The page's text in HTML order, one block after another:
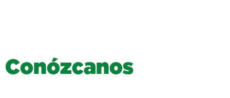
Conózcanos